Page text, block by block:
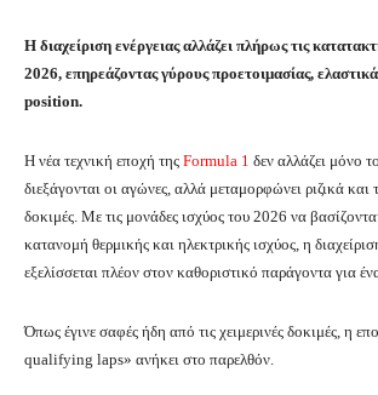
Η διαχείριση ενέργειας αλλάζει πλήρως τις
2026, επηρεάζοντας γύρους προετοιμασίας,
position.
Η νέα τεχνική εποχή της Formula 1 δεν αλλάζει μόνο
διεξάγονται οι αγώνες, αλλά μεταμορφώνει ριζικά και
δοκιμές. Με τις μονάδες ισχύος του 2026 να
κατανομή θερμικής και ηλεκτρικής ισχύος, η
εξελίσσεται πλέον στον καθοριστικό παράγοντα για
Όπως έγινε σαφές ήδη από τις χειμερινές δοκιμές, η
qualifying laps» ανήκει στο παρελθόν.